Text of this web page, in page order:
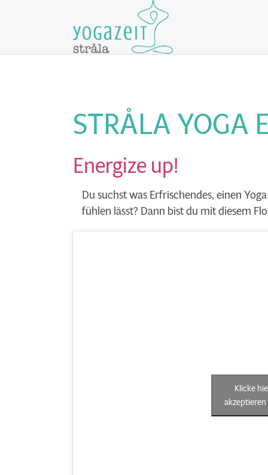
STRÅLA YOGA
Energize up!
Du suchst was Erfrischendes, einen
fühlen lässt? Dann bist du mit diesem
Klicke